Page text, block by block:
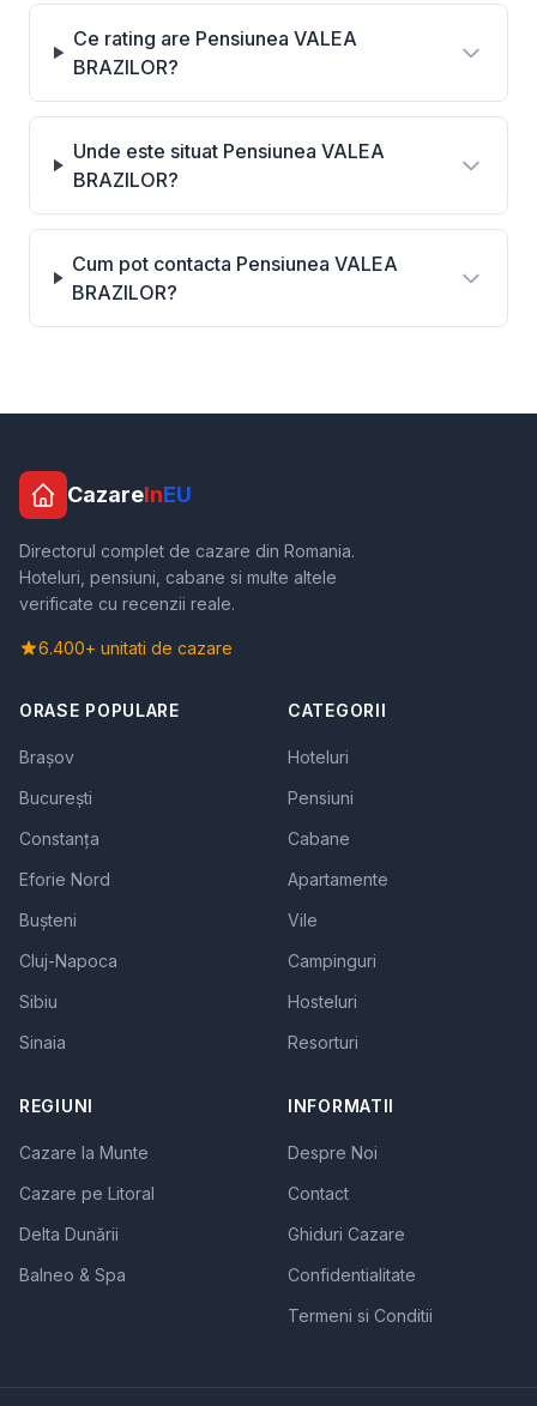
Ce rating are Pensiunea VALEA
BRAZILOR?
Unde este situat Pensiunea VALEA
BRAZILOR?
Cum pot contacta Pensiunea VALEA
BRAZILOR?
CazareInEU
Directorul complet de cazare din Romania.
Hoteluri, pensiuni, cabane si multe altele
verificate cu recenzii reale.
6.400+ unitati de cazare
ORASE POPULARE
Brașov
București
Constanța
Eforie Nord
Bușteni
Cluj-Napoca
Sibiu
Sinaia
CATEGORII
Hoteluri
Pensiuni
Cabane
Apartamente
Vile
Campinguri
Hosteluri
Resorturi
REGIUNI
Cazare la Munte
Cazare pe Litoral
Delta Dunării
Balneo & Spa
INFORMATII
Despre Noi
Contact
Ghiduri Cazare
Confidentialitate
Termeni si Conditii